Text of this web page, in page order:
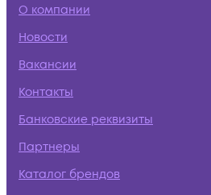
О компании
Новости
Вакансии
Контакты
Банковские реквизиты
Партнеры
Каталог брендов